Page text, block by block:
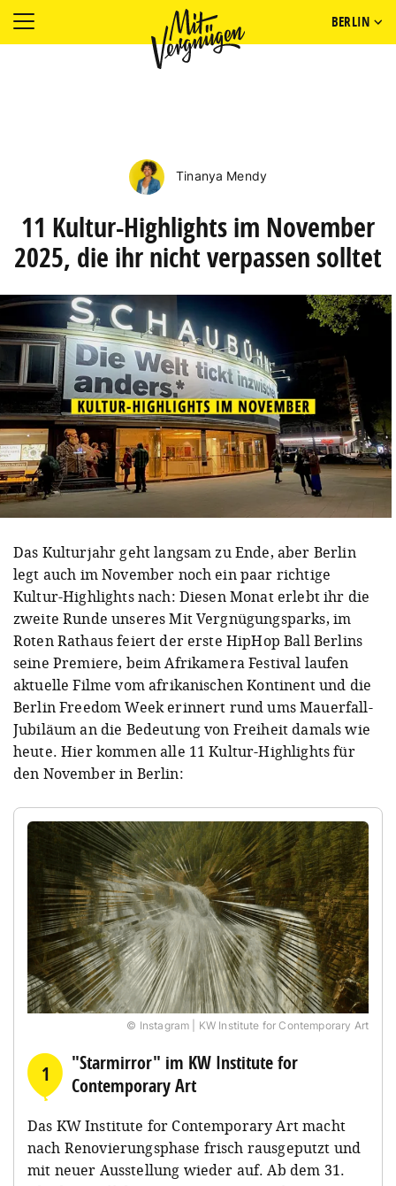
BERLIN
Tinanya Mendy
11 Kultur-Highlights im November
2025, die ihr nicht verpassen solltet
Das Kulturjahr geht langsam zu Ende, aber Berlin
legt auch im November noch ein paar richtige
Kultur-Highlights nach: Diesen Monat erlebt ihr die
zweite Runde unseres Mit Vergnügungsparks, im
Roten Rathaus feiert der erste HipHop Ball Berlins
seine Premiere, beim Afrikamera Festival laufen
aktuelle Filme vom afrikanischen Kontinent und die
Berlin Freedom Week erinnert rund ums Mauerfall-
Jubiläum an die Bedeutung von Freiheit damals wie
heute. Hier kommen alle 11 Kultur-Highlights für
den November in Berlin:
© Instagram | KW Institute for Contemporary Art
1
"Starmirror" im KW Institute for
Contemporary Art
Das KW Institute for Contemporary Art macht
nach Renovierungsphase frisch rausgeputzt und
mit neuer Ausstellung wieder auf. Ab dem 31.